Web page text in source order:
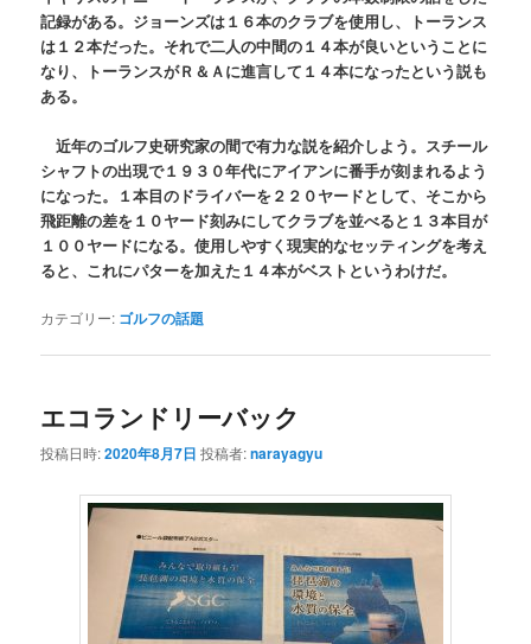
記録がある。ジョーンズは１６本のクラブを使用し、トーランス
は１２本だった。それで二人の中間の１４本が良いということに
なり、トーランスがＲ＆Ａに進言して１４本になったという説も
ある。
近年のゴルフ史研究家の間で有力な説を紹介しよう。スチール
シャフトの出現で１９３０年代にアイアンに番手が刻まれるよう
になった。１本目のドライバーを２２０ヤードとして、そこから
飛距離の差を１０ヤード刻みにしてクラブを並べると１３本目が
１００ヤードになる。使用しやすく現実的なセッティングを考え
ると、これにパターを加えた１４本がベストというわけだ。
カテゴリー: ゴルフの話題
エコランドリーバック
投稿日時:2020年8月7日 投稿者:narayagyu